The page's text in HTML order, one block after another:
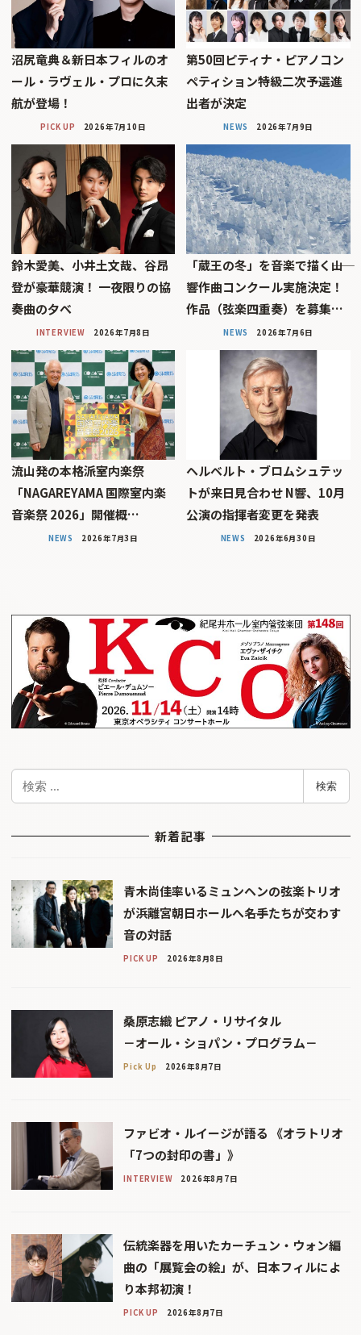
沼尻竜典＆新日本フィルのオ
ール・ラヴェル・プロに久末
航が登場！
PICK UP 2026年7月10日
第50回ピティナ・ピアノコン
ペティション特級二次予選進
出者が決定
NEWS 2026年7月9日
鈴木愛美、小井土文哉、谷昂
登が豪華競演！ 一夜限りの協
奏曲の夕べ
INTERVIEW 2026年7月8日
「蔵王の冬」を音楽で描く――山
響作曲コンクール実施決定！
作品（弦楽四重奏）を募集…
NEWS 2026年7月6日
流山発の本格派室内楽祭
「NAGAREYAMA 国際室内楽
音楽祭 2026」開催概…
NEWS 2026年7月3日
ヘルベルト・ブロムシュテッ
トが来日見合わせ N響、10月
公演の指揮者変更を発表
NEWS 2026年6月30日
検索
新着記事
青木尚佳率いるミュンヘンの弦楽トリオ
が浜離宮朝日ホールへ――名手たちが交わす
音の対話
PICK UP 2026年8月8日
桑原志織 ピアノ・リサイタル
－オール・ショパン・プログラム－
Pick Up 2026年8月7日
ファビオ・ルイージが語る 《オラトリオ
「7つの封印の書」》
INTERVIEW 2026年8月7日
伝統楽器を用いたカーチュン・ウォン編
曲の「展覧会の絵」が、日本フィルによ
り本邦初演！
PICK UP 2026年8月7日